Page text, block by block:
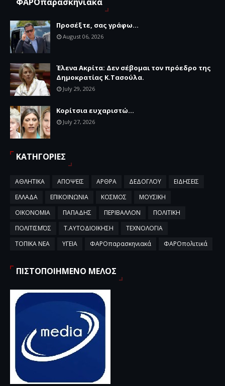
Προσέξτε, σας γράφω...
August 06, 2026
Έλενα Ακρίτα: Δεν σέβομαι τον πρόεδρο της
Δημοκρατίας Κ.Τασούλα.
July 29, 2026
Κορίτσια ευχαριστώ...
July 27, 2026
ΚΑΤΗΓΟΡΙΕΣ
ΑΘΛΗΤΙΚΑ ΑΠΟΨΕΙΣ ΑΡΘΡΑ ΔΕΔΟΓΛΟΥ
ΕΙΔΗΣΕΙΣ
ΕΛΛΑΔΑ
ΕΠΙΚΟΙΝΩΝΙΑ ΚΟΣΜΟΣ
ΜΟΥΣΙΚΗ
ΟΙΚΟΝΟΜΙΑ
ΠΑΠΑΔΗΣ ΠΕΡΙΒΑΛΛΟΝ
ΠΟΛΙΤΙΚΗ
ΠΟΛΙΤΙΣΜΌΣ
Τ.ΑΥΤΟΔΙΟΙΚΗΣΗ
ΤΕΧΝΟΛΟΓΙΑ
ΤΟΠΙΚΑ ΝΕΑ
ΥΓΕΙΑ ΦΑΡΟπαρασκηνιακά ΦΑΡΟπολιτικά
ΠΙΣΤΟΠΟΙΗΜΕΝΟ ΜΕΛΟΣ